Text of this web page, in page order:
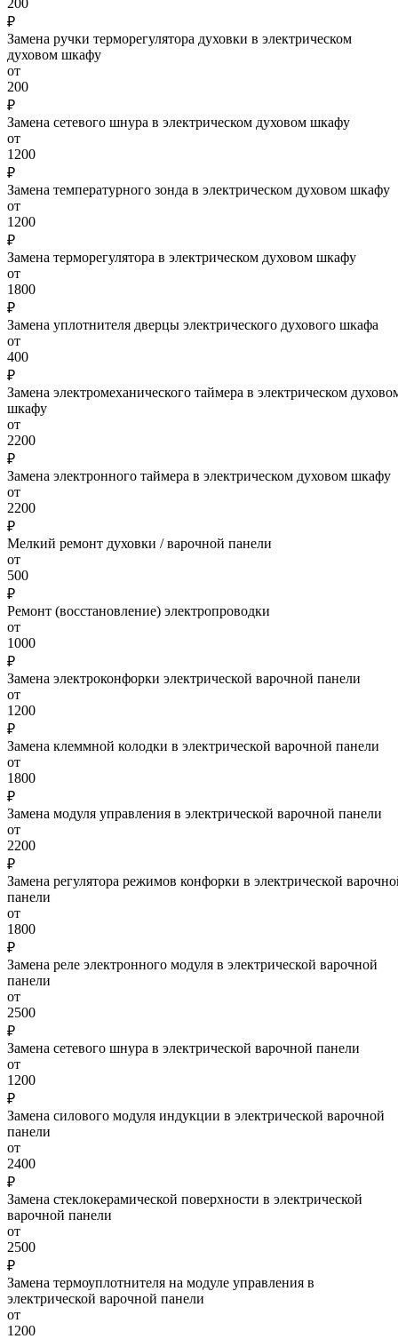
₽
Замена ручки терморегулятора духовки в электрическом
духовом шкафу
от
200
₽
Замена сетевого шнура в электрическом духовом шкафу
от
1200
₽
Замена температурного зонда в электрическом духовом шкафу
от
1200
₽
Замена терморегулятора в электрическом духовом шкафу
от
1800
₽
Замена уплотнителя дверцы электрического духового шкафа
от
400
₽
Замена электромеханического таймера в электрическом
шкафу
от
2200
₽
Замена электронного таймера в электрическом духовом шкафу
от
2200
₽
Мелкий ремонт духовки / варочной панели
от
500
₽
Ремонт (восстановление) электропроводки
от
1000
₽
Замена электроконфорки электрической варочной панели
от
1200
₽
Замена клеммной колодки в электрической варочной панели
от
1800
₽
Замена модуля управления в электрической варочной панели
от
2200
₽
Замена регулятора режимов конфорки в электрической
панели
от
1800
₽
Замена реле электронного модуля в электрической варочной
панели
от
2500
₽
Замена сетевого шнура в электрической варочной панели
от
1200
₽
Замена силового модуля индукции в электрической варочной
панели
от
2400
₽
Замена стеклокерамической поверхности в электрической
варочной панели
от
2500
₽
Замена термоуплотнителя на модуле управления в
электрической варочной панели
от
1200